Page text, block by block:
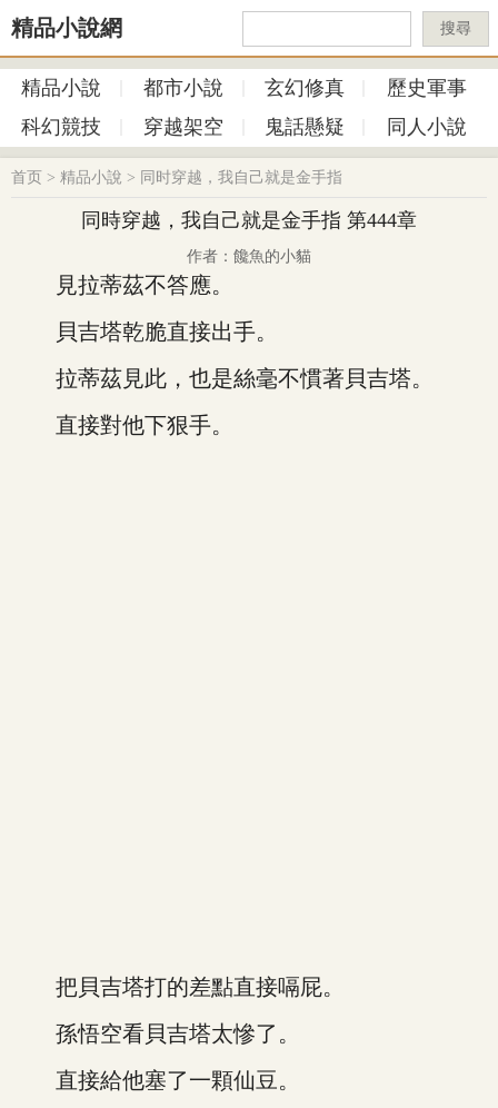
精品小說網 搜尋
精品小說 都市小說 玄幻修真
歷史軍事
科幻競技
穿越架空 鬼話懸疑 同人小說
首页 > 精品小說 > 同时穿越，我自己就是金手指
同時穿越，我自己就是金手指 第444章
作者：饞魚的小貓
見拉蒂茲不答應。
貝吉塔乾脆直接出手。
拉蒂茲見此，也是絲毫不慣著貝吉塔。
直接對他下狠手。
把貝吉塔打的差點直接嗝屁。
孫悟空看貝吉塔太慘了。
直接給他塞了一顆仙豆。